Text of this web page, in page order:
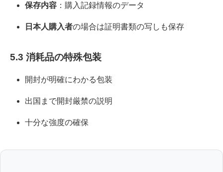
保存内容 ：購入記録情報のデータ
日本人購入者の場合は証明書類の写しも保存
5.3 消耗品の特殊包装
開封が明確にわかる包装
出国まで開封厳禁の説明
十分な強度の確保